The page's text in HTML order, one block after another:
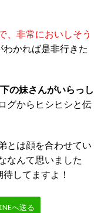
、非常においしそう
かれば是非行きた
の妹さんがいらっし
グからヒシヒシと伝
とは顔を合わせてい
なんて思いました
してますよ！
へ送る